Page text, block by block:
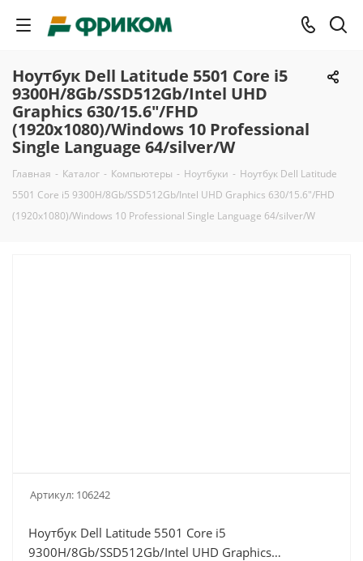
Ноутбук Dell Latitude 5501 Core i5
9300H/8Gb/SSD512Gb/Intel UHD
Graphics 630/15.6"/FHD
(1920x1080)/Windows 10 Professional
Single Language 64/silver/W
Главная - Каталог - Компьютеры - Ноутбуки - Ноутбук Dell Latitude
5501 Core i5 9300H/8Gb/SSD512Gb/Intel UHD Graphics 630/15.6"/FHD
(1920x1080)/Windows 10 Professional Single Language 64/silver/W
Артикул: 106242
Ноутбук Dell Latitude 5501 Core i5
9300H/8Gb/SSD512Gb/Intel UHD Graphics